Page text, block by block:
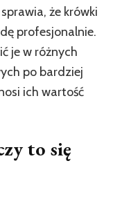
że krówki
profesjonalnie.
je w różnych
po bardziej
ich wartość
to się